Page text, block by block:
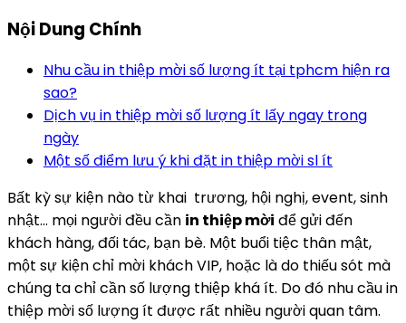
Nội Dung Chính
Nhu cầu in thiệp mời số lượng ít tại tphcm hiện ra
sao?
Dịch vụ in thiệp mời số lượng ít lấy ngay trong
ngày
Một số điểm lưu ý khi đặt in thiệp mời sl ít
Bất kỳ sự kiện nào từ khai trương, hội nghị, event, sinh
nhật… mọi người đều cần in thiệp mời để gửi đến
khách hàng, đối tác, bạn bè. Một buổi tiệc thân mật,
một sự kiện chỉ mời khách VIP, hoặc là do thiếu sót mà
chúng ta chỉ cần số lượng thiệp khá ít. Do đó nhu cầu in
thiệp mời số lượng ít được rất nhiều người quan tâm.